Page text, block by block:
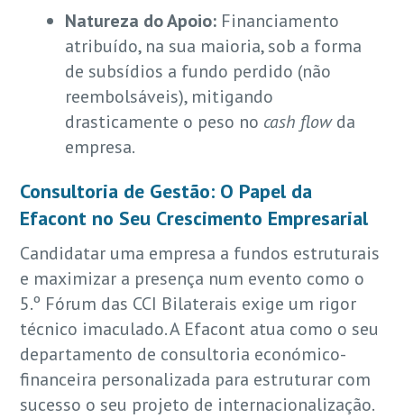
Natureza do Apoio: Financiamento
atribuído, na sua maioria, sob a forma
de subsídios a fundo perdido (não
reembolsáveis), mitigando
drasticamente o peso no cash flowda
empresa.
Consultoria de Gestão: O Papel da
Efacont no Seu Crescimento Empresarial
Candidatar uma empresa a fundos estruturais
e maximizar a presença num evento como o
5.º Fórum das CCI Bilaterais exige um rigor
técnico imaculado. A Efacont atua como o seu
departamento de consultoria económico-
financeira personalizada para estruturar com
sucesso o seu projeto de internacionalização.